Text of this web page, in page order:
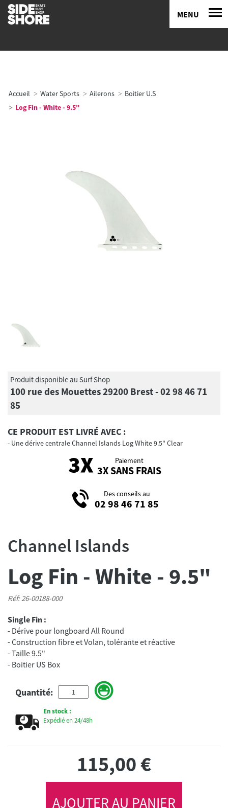
MENU
Accueil Water Sports Ailerons
Boitier U.S
Log Fin - White - 9.5"
Produit disponible au Surf Shop
100 rue des Mouettes 29200 Brest - 02 98 46 71
85
CE PRODUIT EST LIVRÉ AVEC :
Une dérive centrale Channel Islands Log White 9.5" Clear
Paiement
3X SANS FRAIS
Des conseils au
02 98 46 71 85
Channel Islands
Log Fin - White - 9.5"
Réf: 26-00188-000
Single Fin :
- Dérive pour longboard All Round
- Construction fibre et Volan, tolérante et réactive
- Taille 9.5"
- Boitier US Box
Quantité:
En stock :
Expédié en 24/48h
115,00€
AJOUTER AU PANIER